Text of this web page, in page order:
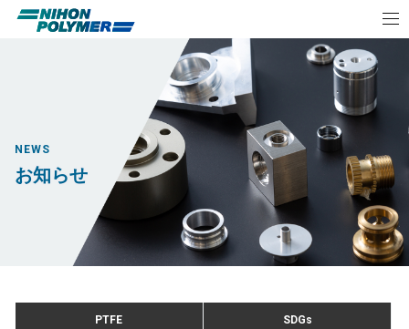
NEWS
お知らせ
PTFE SDGs